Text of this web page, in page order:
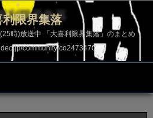
利限界集落
時)放送中 「大喜利限界集落」のまとめ
community/co2473470